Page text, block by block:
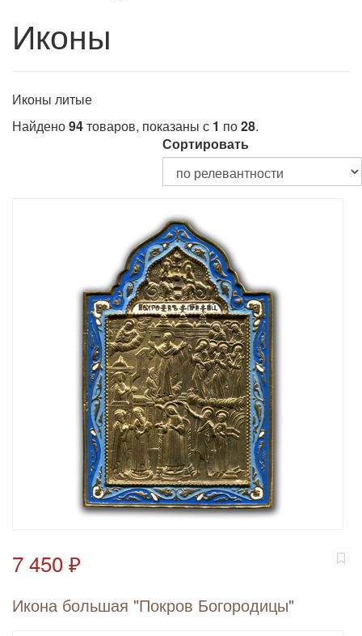
Иконы
Иконы литые
Найдено94товаров, показаны с 1 по28.
Сортировать
7 450 ₽
Икона большая "Покров Богородицы"